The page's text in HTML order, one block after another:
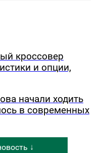
кроссовер
и опции,
начали ходить
в современных
↓